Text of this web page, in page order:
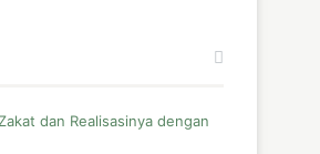
Zakat dan Realisasinya dengan